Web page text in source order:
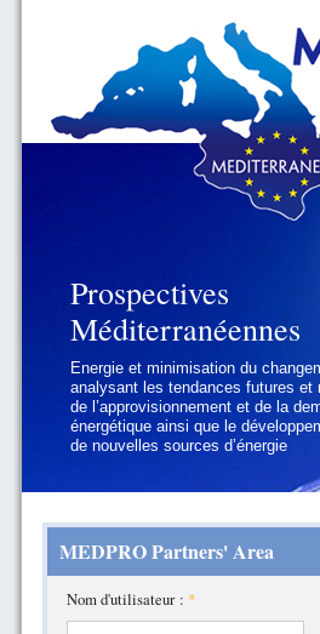
Prospectives
Méditerranéennes
Energie et minimisation du
analysant les tendances futures et
de l’approvisionnement et de la
énergétique ainsi que le
de nouvelles sources d’énergie
Prospectives
Méditerranéennes
Géopolitique et gouvernance, se
défis politiques régionaux et
auxquels les pays méditerranéens
doivent faire face
MEDPRO Partners' Area
Nom d'utilisateur : *